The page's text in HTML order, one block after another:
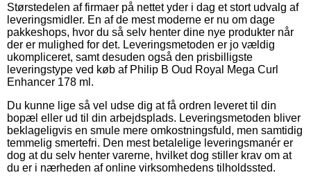
Størstedelen af firmaer på nettet yder i dag et stort udvalg af
leveringsmidler. En af de mest moderne er nu om dage
pakkeshops, hvor du så selv henter dine nye produkter når
der er mulighed for det. Leveringsmetoden er jo vældig
ukompliceret, samt desuden også den prisbilligste
leveringstype ved køb af Philip B Oud Royal Mega Curl
Enhancer 178 ml.
Du kunne lige så vel udse dig at få ordren leveret til din
bopæl eller ud til din arbejdsplads. Leveringsmetoden bliver
beklageligvis en smule mere omkostningsfuld, men samtidig
temmelig smertefri. Den mest betalelige leveringsmanér er
dog at du selv henter varerne, hvilket dog stiller krav om at
du er i nærheden af online virksomhedens tilholdssted.